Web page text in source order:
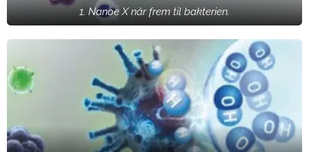
1. Nanoe X når frem til bakterien.